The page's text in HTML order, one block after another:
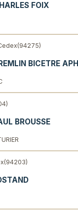
FOIX
(94275)
BICETRE
BROUSSE
(94203)